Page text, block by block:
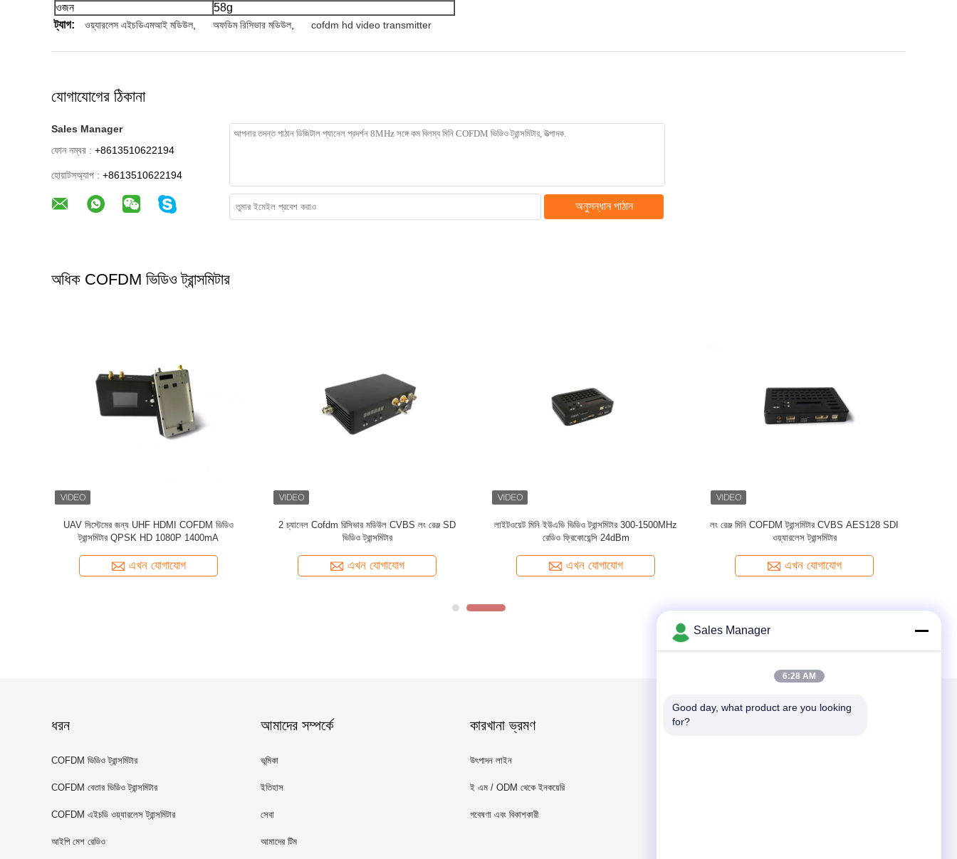
ওজন
58g
ট্যাগ:
ওয়্যারলেস এইচডিএমআই মডিউল অফডিম রিসিভার মডিউল cofdm hd video transmitter
যোগাযোগের ঠিকানা
Sales Manager
ফোন নম্বর : +8613510622194
হোয়াটসঅ্যাপ : +8613510622194
অনুসন্ধান পাঠান
অধিক COFDM ভিডিও ট্রান্সমিটার
মোবাইল ওয়্যারলেস অডিও ভিডিও ট্রান্সমিটার / মিনি ইউএইচএফ
ট্রান্সমিটার বহন সহজ
এখন যোগাযোগ
HEVC COFDM ভিডিও ট্রান্সমিটার ম্যাপিং ড্রোন H.265
4K SDI
এখন যোগাযোগ
UAV সিস্টেমের জন্য UHF ব্যান্ড COFDM ভিডিও ট্রান্সমিটার
HD 1080P HDMI 4MHz
এখন যোগাযোগ
QPSK UHF COFDM ভিডিও ট্রান্সমিটার হালকা ওজন HD
1080P HDMI 2K
এখন যোগাযোগ
ধরন
COFDM ভিডিও ট্রান্সমিটার
COFDM বেতার ভিডিও ট্রান্সমিটার
COFDM এইচডি ওয়্যারলেস ট্রান্সমিটার
আইপি মেশ রেডিও
আমাদের সম্পর্কে
ভূমিকা
ইতিহাস
সেবা
আমাদের টিম
কারখানা ভ্রমণ
উৎপাদন লাইন
ই এম / ODM থেকে ইনকয়েরি
গবেষণা এবং বিকাশকারী
আমাদের মেইল ​​করুন
Sales Manager
6:28 AM
Good day, what product are you looking
for?